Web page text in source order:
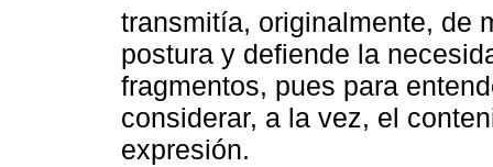
transmitía, originalmente, de
postura y defiende la
fragmentos, pues para
considerar, a la vez, el
expresión.